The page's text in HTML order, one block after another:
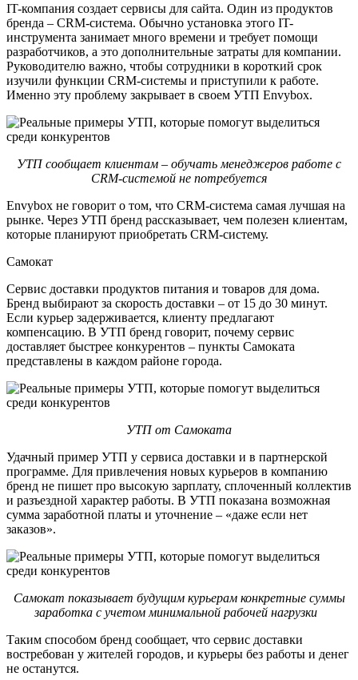
IT-компания создает сервисы для сайта. Один из продуктов
бренда – CRM-система. Обычно установка этого IT-
инструмента занимает много времени и требует помощи
разработчиков, а это дополнительные затраты для компании.
Руководителю важно, чтобы сотрудники в короткий срок
изучили функции CRM-системы и приступили к работе.
Именно эту проблему закрывает в своем УТП Envybox.
УТП сообщает клиентам – обучать менеджеров работе с
CRM-системой не потребуется
Envybox не говорит о том, что CRM-система самая лучшая на
рынке. Через УТП бренд рассказывает, чем полезен клиентам,
которые планируют приобретать CRM-систему.
Самокат
Сервис доставки продуктов питания и товаров для дома.
Бренд выбирают за скорость доставки – от 15 до 30 минут.
Если курьер задерживается, клиенту предлагают
компенсацию. В УТП бренд говорит, почему сервис
доставляет быстрее конкурентов – пункты Самоката
представлены в каждом районе города.
УТП от Самоката
Удачный пример УТП у сервиса доставки и в партнерской
программе. Для привлечения новых курьеров в компанию
бренд не пишет про высокую зарплату, сплоченный коллектив
и разъездной характер работы. В УТП показана возможная
сумма заработной платы и уточнение – «даже если нет
заказов».
Самокат показывает будущим курьерам конкретные суммы
заработка с учетом минимальной рабочей нагрузки
Таким способом бренд сообщает, что сервис доставки
востребован у жителей городов, и курьеры без работы и денег
не останутся.